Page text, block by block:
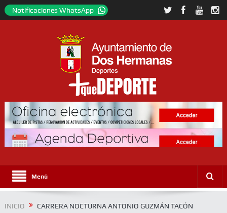
Notificaciones WhatsApp
Menú
INICIO CARRERA NOCTURNA ANTONIO GUZMÁN TACÓN